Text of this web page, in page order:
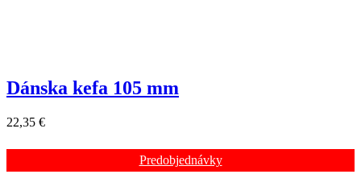
Dánska kefa 105 mm
22,35 €
Predobjednávky